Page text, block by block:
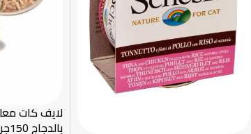
لايف كات
بالدجاج 150جرام